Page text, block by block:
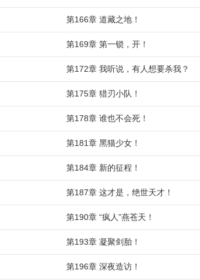
第166章 道藏之地！
第169章 第一锁，开！
第172章 我听说，有人想要杀我？
第175章 猎刃小队！
第178章 谁也不会死！
第181章 黑猫少女！
第184章 新的征程！
第187章 这才是，绝世天才！
第190章 “疯人”燕苍天！
第193章 凝聚剑胎！
第196章 深夜造访！